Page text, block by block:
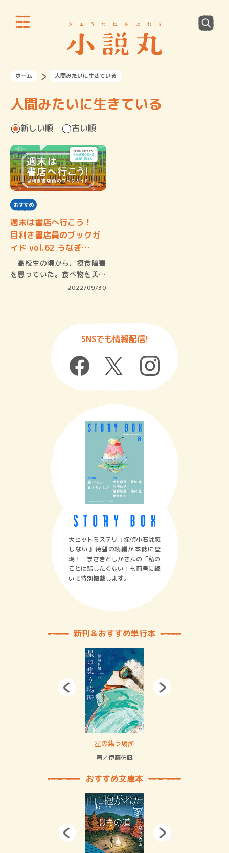
ホーム 人間みたいに生きている
人間みたいに生きている
新しい順 古い順
おすすめ
週末は書店へ行こう！
目利き書店員のブックガ
イド vol.62 うなぎ…
高校生の頃から、摂食障害
を患っていた。食べ物を美味
2022/09/30
SNSでも情報配信!
大ヒットミステリ『探偵小石は恋
しない』待望の続編が本誌に登
場！ まさきとしかさんの「私の
ことは話したくない」も前号に続
いて特別掲載します。
新刊＆おすすめ単行本
星の集う場所
著／伊藤佐凪
おすすめ文庫本